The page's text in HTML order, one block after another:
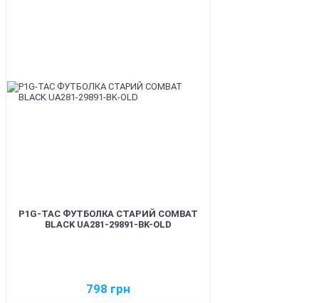
P1G-TAC ФУТБОЛКА СТАРИЙ COMBAT
BLACK UA281-29891-BK-OLD
798 грн